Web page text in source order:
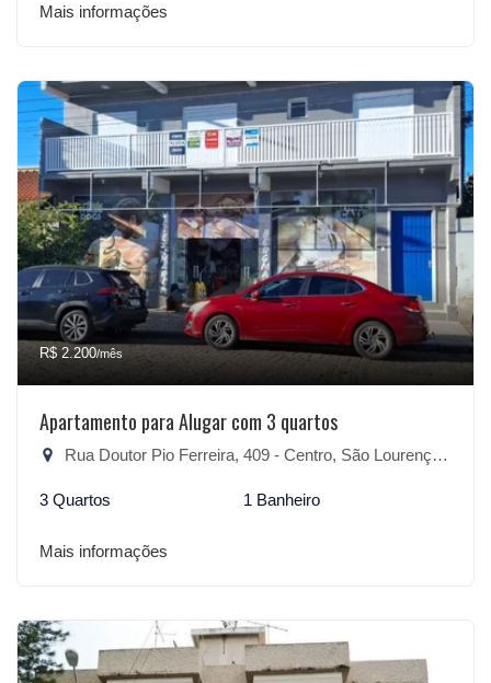
Mais informações
R$ 2.200/mês
Apartamento para Alugar com 3 quartos
Rua Doutor Pio Ferreira, 409 - Centro, São Lourenço do Sul-RS
3 Quartos 1 Banheiro
Mais informações